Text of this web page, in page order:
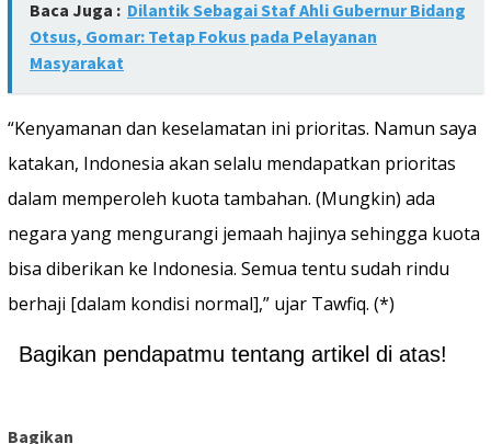
Baca Juga : Dilantik Sebagai Staf Ahli Gubernur Bidang
Otsus, Gomar: Tetap Fokus pada Pelayanan
Masyarakat
“Kenyamanan dan keselamatan ini prioritas. Namun saya
katakan, Indonesia akan selalu mendapatkan prioritas
dalam memperoleh kuota tambahan. (Mungkin) ada
negara yang mengurangi jemaah hajinya sehingga kuota
bisa diberikan ke Indonesia. Semua tentu sudah rindu
berhaji [dalam kondisi normal],” ujar Tawfiq. (*)
Bagikan pendapatmu tentang artikel di atas!
Bagikan